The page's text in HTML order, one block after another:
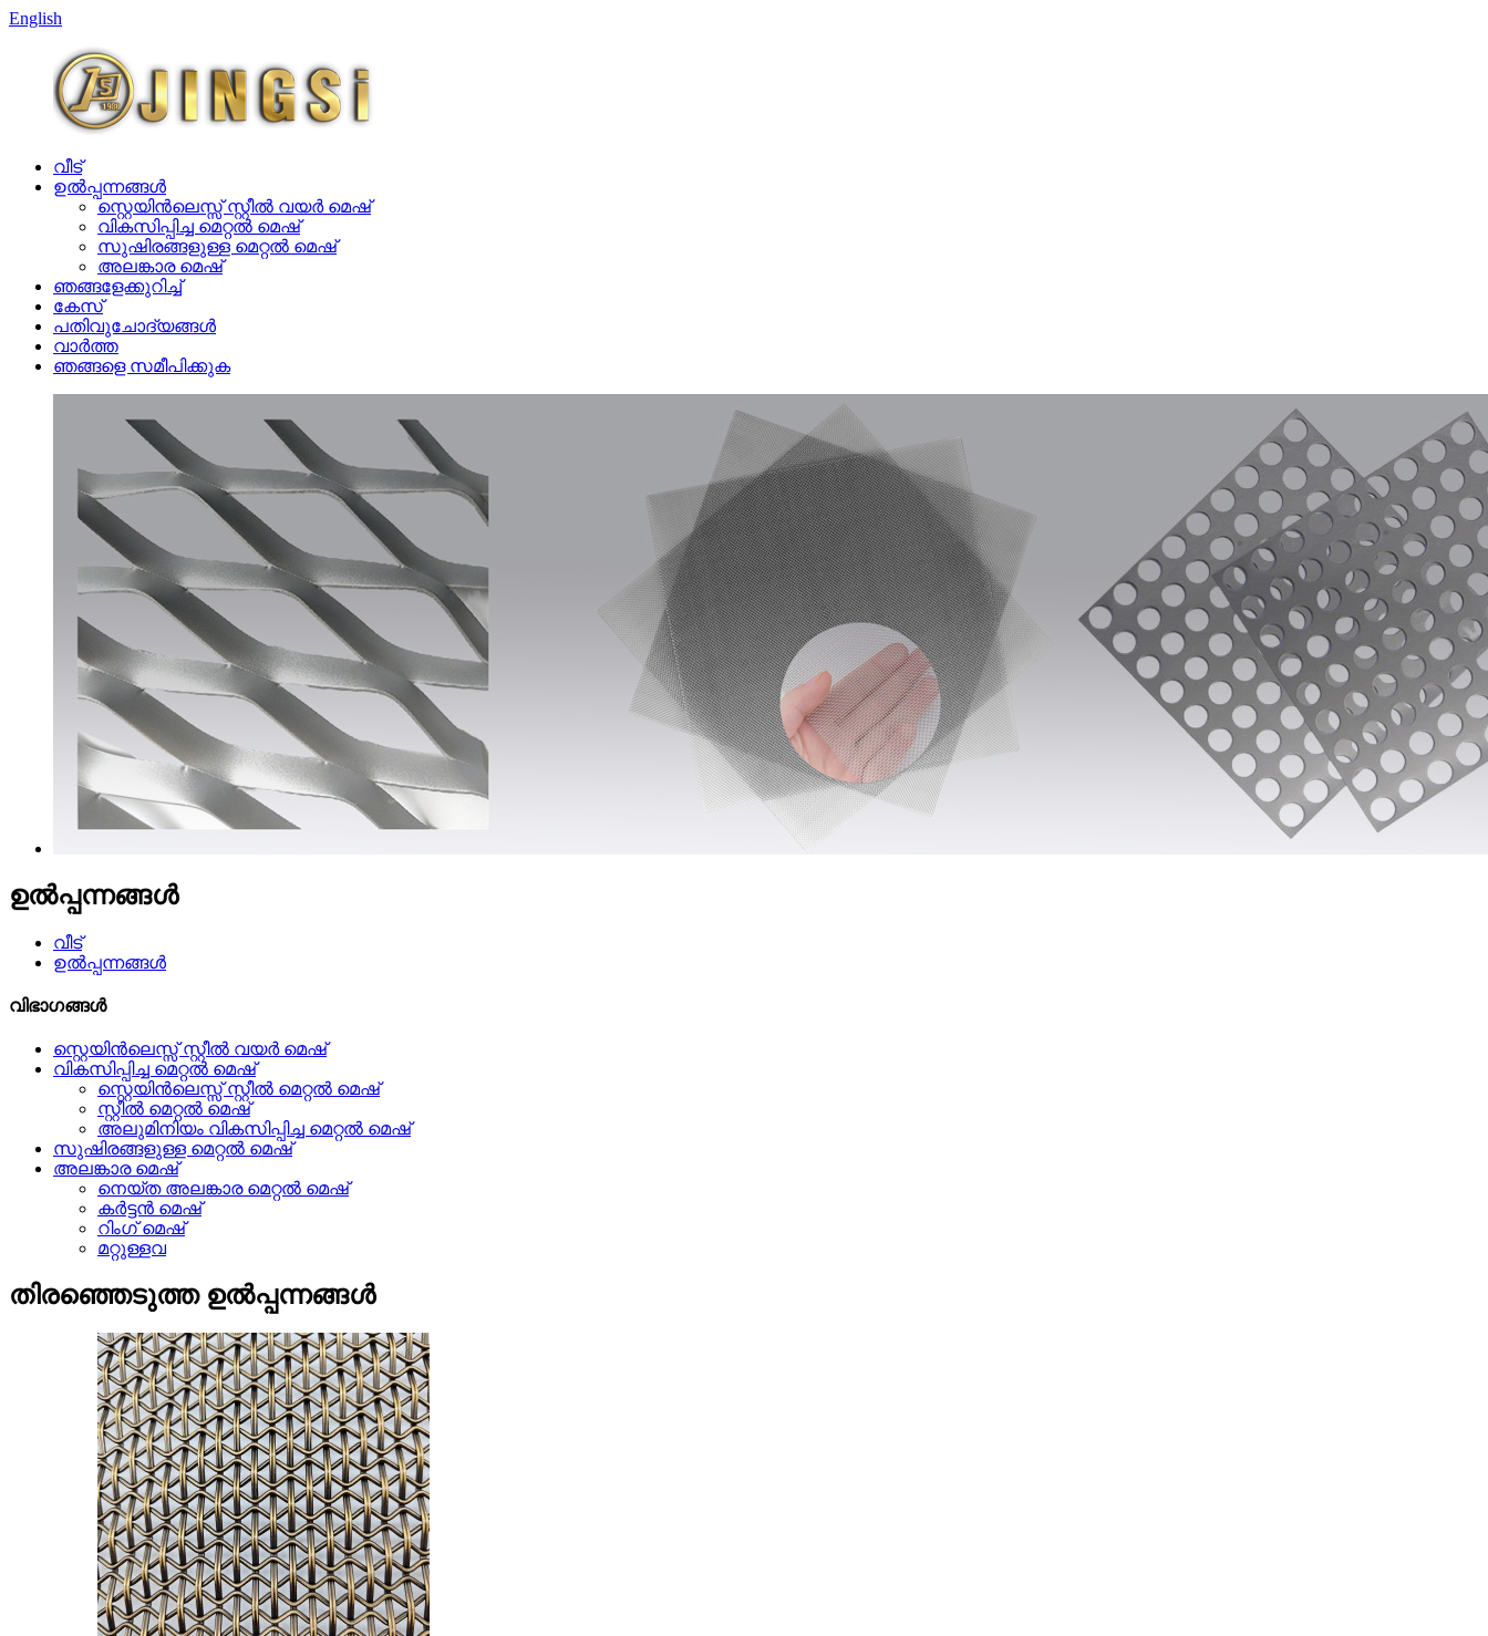
English
വീട്
ഉൽപ്പന്നങ്ങൾ
സ്റ്റെയിൻലെസ്സ് സ്റ്റീൽ വയർ മെഷ്
വികസിപ്പിച്ച മെറ്റൽ മെഷ്
സുഷിരങ്ങളുള്ള മെറ്റൽ മെഷ്
അലങ്കാര മെഷ്
ഞങ്ങളേക്കുറിച്ച്
കേസ്
പതിവുചോദ്യങ്ങൾ
വാർത്ത
ഞങ്ങളെ സമീപിക്കുക
ഉൽപ്പന്നങ്ങൾ
വീട്
ഉൽപ്പന്നങ്ങൾ
വിഭാഗങ്ങൾ
സ്റ്റെയിൻലെസ്സ് സ്റ്റീൽ വയർ മെഷ്
വികസിപ്പിച്ച മെറ്റൽ മെഷ്
സ്റ്റെയിൻലെസ്സ് സ്റ്റീൽ മെറ്റൽ മെഷ്
സ്റ്റീൽ മെറ്റൽ മെഷ്
അലുമിനിയം വികസിപ്പിച്ച മെറ്റൽ മെഷ്
സുഷിരങ്ങളുള്ള മെറ്റൽ മെഷ്
അലങ്കാര മെഷ്
നെയ്ത അലങ്കാര മെറ്റൽ മെഷ്
കർട്ടൻ മെഷ്
റിംഗ് മെഷ്
മറ്റുള്ളവ
തിരഞ്ഞെടുത്ത ഉൽപ്പന്നങ്ങൾ